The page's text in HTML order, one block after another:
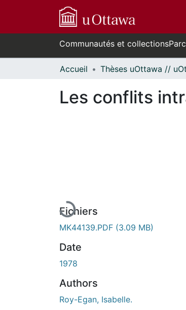
Communautés et collections
Accueil
Les conflits
Fichiers
MK44139.PDF (3.09 MB)
Date
1978
Authors
Roy-Egan, Isabelle.